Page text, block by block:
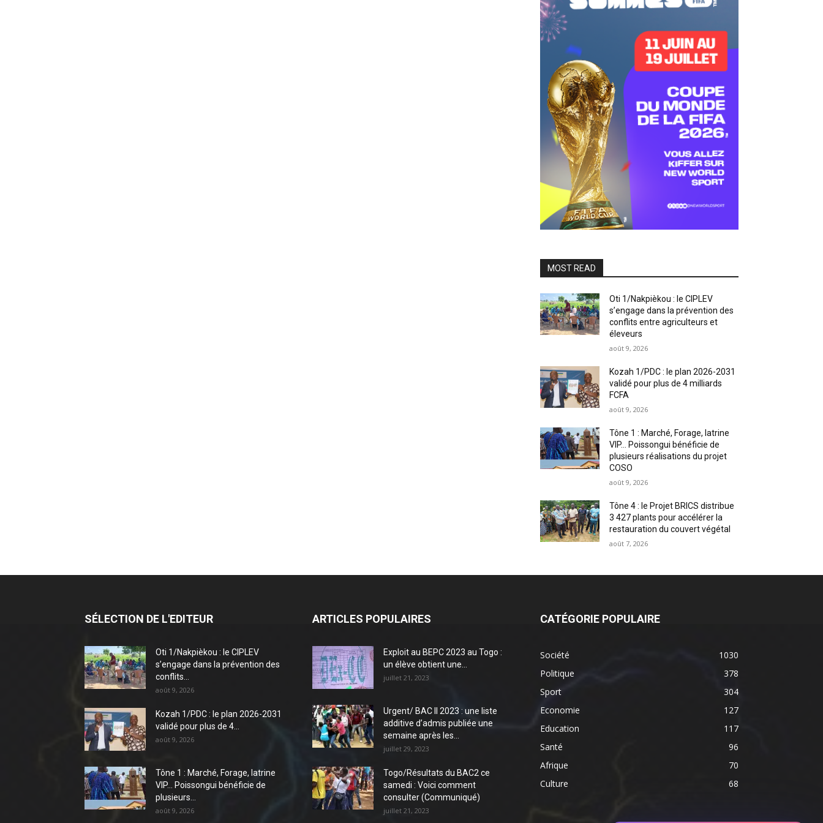
MOST READ
Oti 1/Nakpièkou : le CIPLEV
s’engage dans la prévention des
conflits entre agriculteurs et
éleveurs
août 9, 2026
Kozah 1/PDC : le plan 2026-2031
validé pour plus de 4 milliards
FCFA
août 9, 2026
Tône 1 : Marché, Forage, latrine
VIP… Poissongui bénéficie de
plusieurs réalisations du projet
COSO
août 9, 2026
Tône 4 : le Projet BRICS distribue
3 427 plants pour accélérer la
restauration du couvert végétal
août 7, 2026
SÉLECTION DE L'EDITEUR
Oti 1/Nakpièkou : le CIPLEV
s’engage dans la prévention des
conflits...
août 9, 2026
Kozah 1/PDC : le plan 2026-2031
validé pour plus de 4...
août 9, 2026
Tône 1 : Marché, Forage, latrine
VIP… Poissongui bénéficie de
plusieurs...
août 9, 2026
ARTICLES POPULAIRES
Exploit au BEPC 2023 au Togo :
un élève obtient une...
juillet 21, 2023
Urgent/ BAC II 2023 : une liste
additive d’admis publiée une
semaine après les...
juillet 29, 2023
Togo/Résultats du BAC2 ce
samedi : Voici comment
consulter (Communiqué)
juillet 21, 2023
CATÉGORIE POPULAIRE
Société
1030
Politique
378
Sport
304
Economie
127
Education
117
Santé
96
Afrique
70
Culture
68